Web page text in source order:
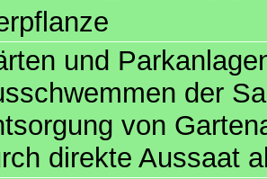
und
der
von
direkte Aussaat